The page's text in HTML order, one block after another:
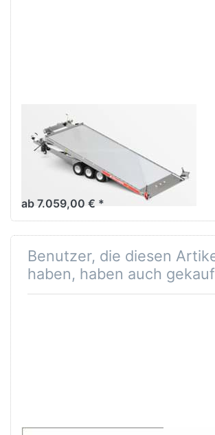
Carkeeper
4820/3 P
Autotransporter Hochlader
3achser mit hydraulisch
ab 7.059,00 € *
Benutzer, die diesen
haben, haben auch